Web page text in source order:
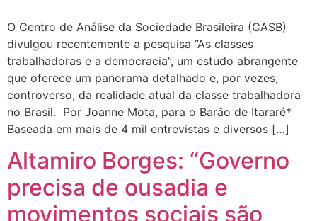
O Centro de Análise da Sociedade Brasileira (CASB)
divulgou recentemente a pesquisa “As classes
trabalhadoras e a democracia”, um estudo abrangente
que oferece um panorama detalhado e, por vezes,
controverso, da realidade atual da classe trabalhadora
no Brasil. Por Joanne Mota, para o Barão de Itararé*
Baseada em mais de 4 mil entrevistas e diversos […]
Altamiro Borges: “Governo
precisa de ousadia e
movimentos sociais são